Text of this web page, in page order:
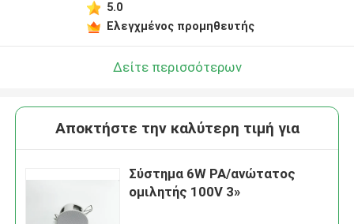
5.0
Ελεγχμένος προμηθευτής
Δείτε περισσότερων
Αποκτήστε την καλύτερη τιμή για
Σύστημα 6W PA/ανώτατος
ομιλητής 100V 3»